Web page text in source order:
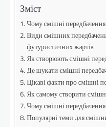
Зміст
Чому смішні
Види смішних
футуристичних жартів
Як створюють смішні
Де шукати смішні
Цікаві факти про смішні
Як самому створити
Чому смішні
Популярні теми для